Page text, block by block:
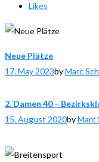
Likes
Neue Plätze
17. May 2023byMarc
2. Damen 40 –
15. August 2020byMarc